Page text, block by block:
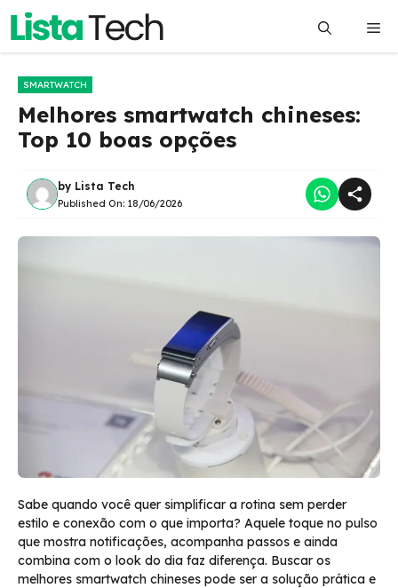
Pular
o
SMARTWATCH
Melhores smartwatch chineses:
Top 10 boas opções
by Lista Tech
Published On: 18/06/2026
Sabe quando você quer simplificar a rotina sem perder
estilo e conexão com o que importa? Aquele toque no pulso
que mostra notificações, acompanha passos e ainda
combina com o look do dia faz diferença. Buscar os
melhores smartwatch chineses pode ser a solução prática e